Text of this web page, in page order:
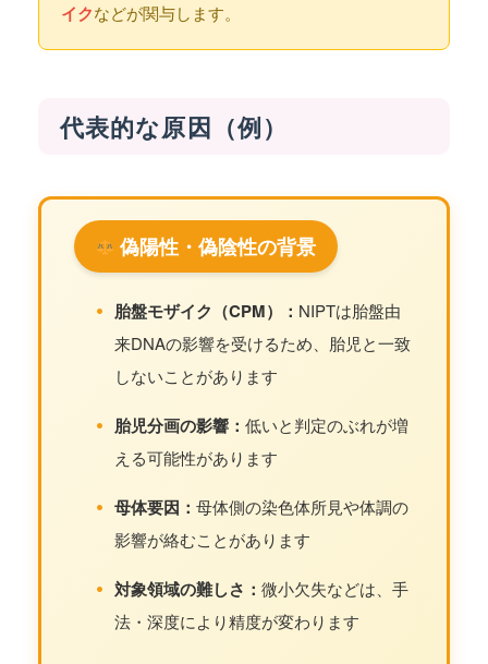
イクなどが関与します。
代表的な原因（例）
偽陽性・偽陰性の背景
• 胎盤モザイク（CPM）： NIPTは胎盤由
来DNAの影響を受けるため、胎児と一致
しないことがあります
• 胎児分画の影響： 低いと判定のぶれが増
える可能性があります
• 母体要因： 母体側の染色体所見や体調の
影響が絡むことがあります
• 対象領域の難しさ： 微小欠失などは、手
法・深度により精度が変わります